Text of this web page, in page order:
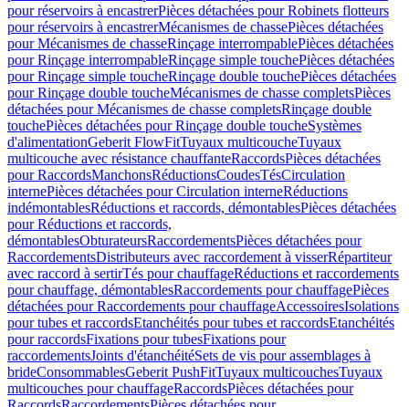
pour réservoirs à encastrerPièces détachées pour Robinets flotteurs
pour réservoirs à encastrerMécanismes de chassePièces détachées
pour Mécanismes de chasseRinçage interrompablePièces détachées
pour Rinçage interrompableRinçage simple touchePièces détachées
pour Rinçage simple toucheRinçage double touchePièces détachées
pour Rinçage double toucheMécanismes de chasse completsPièces
détachées pour Mécanismes de chasse completsRinçage double
touchePièces détachées pour Rinçage double toucheSystèmes
d'alimentationGeberit FlowFitTuyaux multicoucheTuyaux
multicouche avec résistance chauffanteRaccordsPièces détachées
pour RaccordsManchonsRéductionsCoudesTésCirculation
internePièces détachées pour Circulation interneRéductions
indémontablesRéductions et raccords, démontablesPièces détachées
pour Réductions et raccords,
démontablesObturateursRaccordementsPièces détachées pour
RaccordementsDistributeurs avec raccordement à visserRépartiteur
avec raccord à sertirTés pour chauffageRéductions et raccordements
pour chauffage, démontablesRaccordements pour chauffagePièces
détachées pour Raccordements pour chauffageAccessoiresIsolations
pour tubes et raccordsEtanchéités pour tubes et raccordsEtanchéités
pour raccordsFixations pour tubesFixations pour
raccordementsJoints d'étanchéitéSets de vis pour assemblages à
brideConsommablesGeberit PushFitTuyaux multicouchesTuyaux
multicouches pour chauffageRaccordsPièces détachées pour